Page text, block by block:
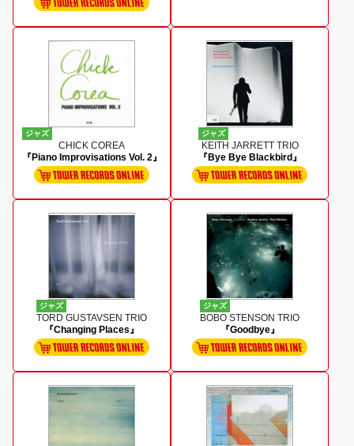
ジャズ
CHICK COREA
『Piano Improvisations Vol. 2』
ジャズ
KEITH JARRETT TRIO
『Bye Bye Blackbird』
ジャズ
TORD GUSTAVSEN TRIO
『Changing Places』
ジャズ
BOBO STENSON TRIO
『Goodbye』